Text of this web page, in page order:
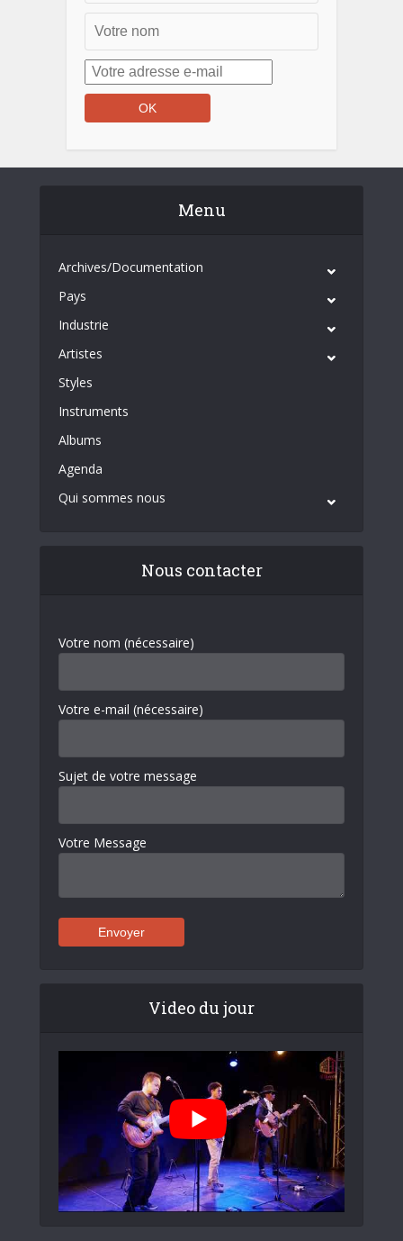
Menu
Archives/Documentation
Pays
Industrie
Artistes
Styles
Instruments
Albums
Agenda
Qui sommes nous
Nous contacter
Votre nom (nécessaire)
Votre e-mail (nécessaire)
Sujet de votre message
Votre Message
Video du jour